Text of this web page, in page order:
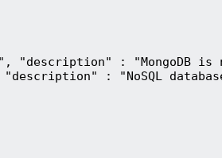
"description" :
"description" : "NoSQL